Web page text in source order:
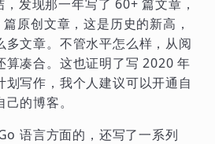
发现那一年写了 60+ 篇文章，
原创文章，这是历史的新高，
多文章。不管水平怎么样，从阅
算凑合。这也证明了写 2020 年
划写作，我个人建议可以开通自
的博客。
语言方面的，还写了一系列